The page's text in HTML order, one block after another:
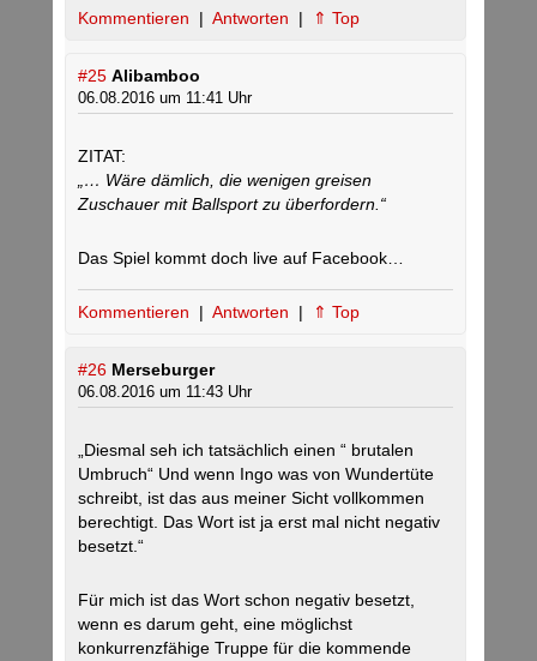
Kommentieren | Antworten | ⇑ Top
#25 Alibamboo
06.08.2016 um 11:41 Uhr
ZITAT:
„… Wäre dämlich, die wenigen greisen
Zuschauer mit Ballsport zu überfordern.“
Das Spiel kommt doch live auf Facebook…
Kommentieren | Antworten | ⇑ Top
#26 Merseburger
06.08.2016 um 11:43 Uhr
„Diesmal seh ich tatsächlich einen “ brutalen
Umbruch“ Und wenn Ingo was von Wundertüte
schreibt, ist das aus meiner Sicht vollkommen
berechtigt. Das Wort ist ja erst mal nicht negativ
besetzt.“
Für mich ist das Wort schon negativ besetzt,
wenn es darum geht, eine möglichst
konkurrenzfähige Truppe für die kommende